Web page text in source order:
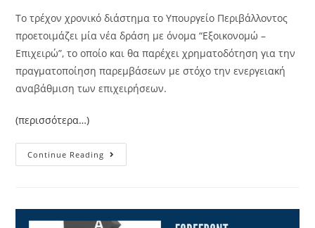
Το τρέχον χρονικό διάστημα το Υπουργείο Περιβάλλοντος
προετοιμάζει μία νέα δράση με όνομα “Εξοικονομώ –
Επιχειρώ”, το οποίο και θα παρέχει χρηματοδότηση για την
πραγματοποίηση παρεμβάσεων με στόχο την ενεργειακή
αναβάθμιση των επιχειρήσεων.
(περισσότερα…)
Continue Reading